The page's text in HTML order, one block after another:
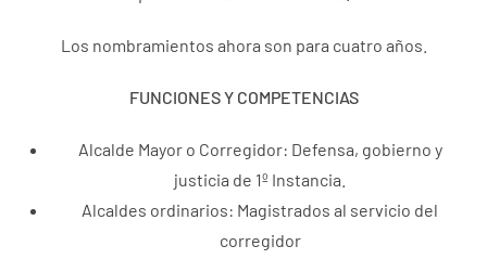
Los nombramientos ahora son para cuatro años.
FUNCIONES Y COMPETENCIAS
Alcalde Mayor o Corregidor: Defensa, gobierno y
justicia de 1º Instancia.
Alcaldes ordinarios: Magistrados al servicio del
corregidor